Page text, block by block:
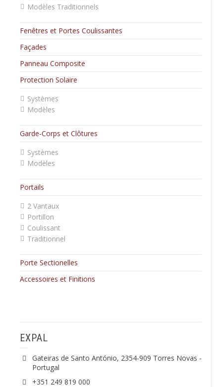
Modèles Traditionnels
Fenêtres et Portes Coulissantes
Façades
Panneau Composite
Protection Solaire
Systèmes
Modèles
Garde-Corps et Clôtures
Systèmes
Modèles
Portails
2 Vantaux
Portillon
Coulissant
Traditionnel
Porte Sectionelles
Accessoires et Finitions
EXPAL
Gateiras de Santo António, 2354-909 Torres Novas -
Portugal
+351 249 819 000